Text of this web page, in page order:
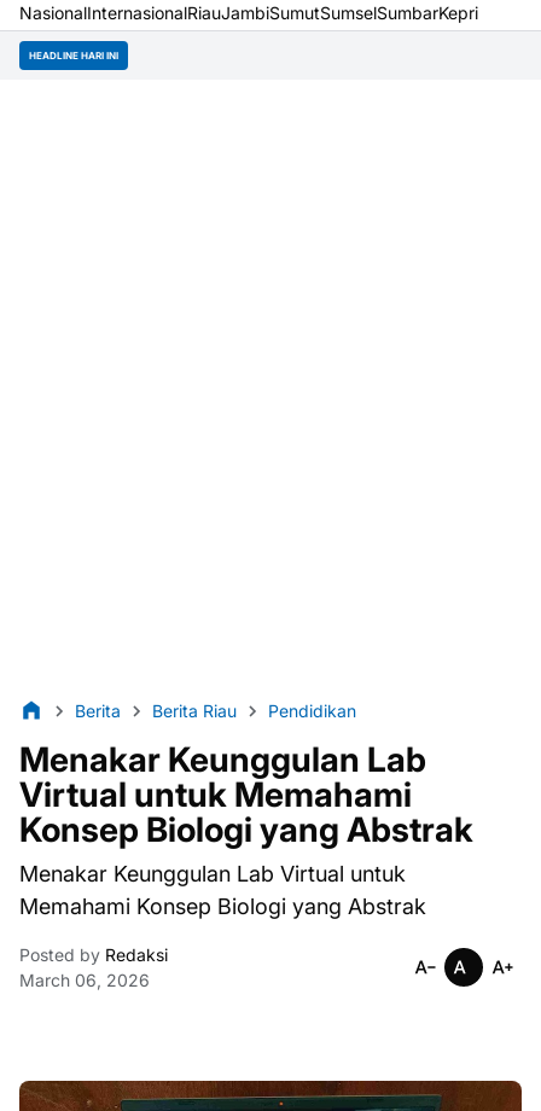
NasionalInternasionalRiauJambiSumutSumselSumbarKepri
HEADLINE HARI INI
Berita Berita Riau Pendidikan
Menakar Keunggulan Lab
Virtual untuk Memahami
Konsep Biologi yang Abstrak
Menakar Keunggulan Lab Virtual untuk
Memahami Konsep Biologi yang Abstrak
Posted by Redaksi
March 06, 2026